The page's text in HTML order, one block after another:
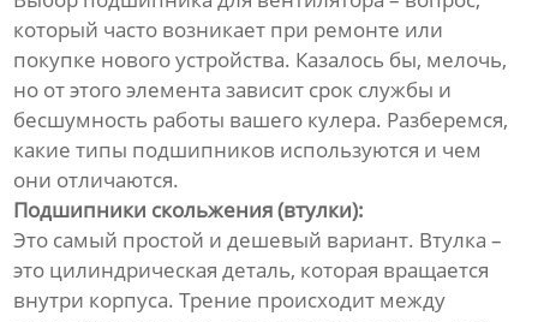
который часто возникает при ремонте или
покупке нового устройства. Казалось бы, мелочь,
но от этого элемента зависит срок службы и
бесшумность работы вашего кулера. Разберемся,
какие типы подшипников используются и чем
они отличаются.
Подшипники скольжения (втулки):
Это самый простой и дешевый вариант. Втулка –
это цилиндрическая деталь, которая вращается
внутри корпуса. Трение происходит между